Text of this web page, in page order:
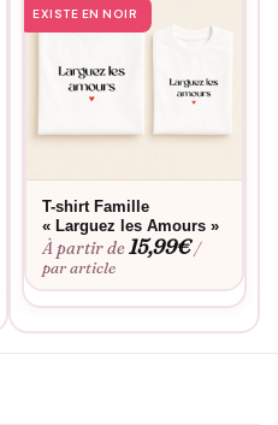
EXISTE EN NOIR
T-shirt Famille
« Larguez les Amours »
À partir de15,99€ /
par article